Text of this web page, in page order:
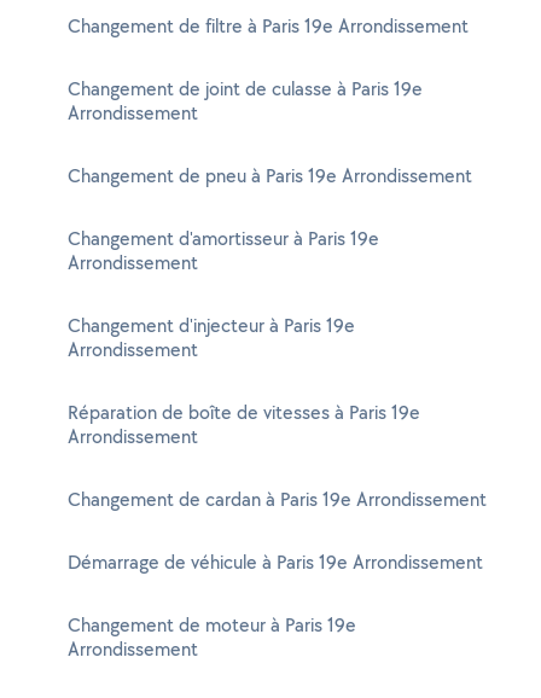
Changement de filtre à Paris 19e Arrondissement
Changement de joint de culasse à Paris 19e
Arrondissement
Changement de pneu à Paris 19e Arrondissement
Changement d'amortisseur à Paris 19e
Arrondissement
Changement d'injecteur à Paris 19e
Arrondissement
Réparation de boîte de vitesses à Paris 19e
Arrondissement
Changement de cardan à Paris 19e Arrondissement
Démarrage de véhicule à Paris 19e Arrondissement
Changement de moteur à Paris 19e
Arrondissement